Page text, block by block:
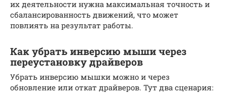
их деятельности нужна максимальная точность и
сбалансированность движений, что может
повлиять на результат работы.
Как убрать инверсию мыши через
переустановку драйверов
Убрать инверсию мышки можно и через
обновление или откат драйверов. Тут два сценария: